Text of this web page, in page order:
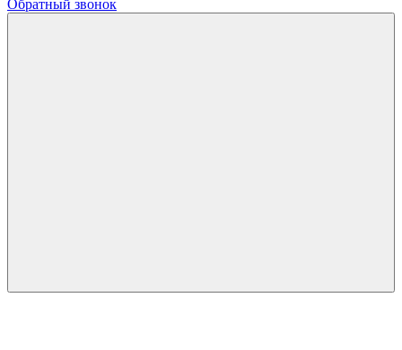
Обратный звонок